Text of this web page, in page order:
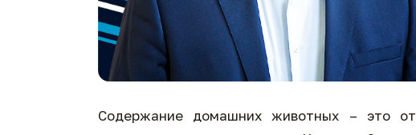
Содержание домашних животных – это